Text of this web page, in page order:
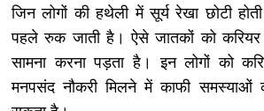
जिन लोगों की हथेली में सूर्य रेखा छोटी
पहले रुक जाती है। ऐसे जातकों को करियर
सामना करना पड़ता है। इन लोगों को
मनपसंद नौकरी मिलने में काफी समस्याओं